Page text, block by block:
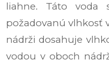
liahne. Táto voda
požadovanú vlhkosť
nádrži dosahuje
vodou v oboch